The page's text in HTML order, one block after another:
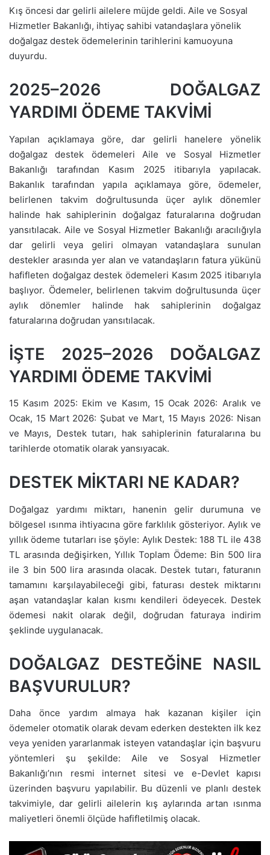
Kış öncesi dar gelirli ailelere müjde geldi. Aile ve Sosyal
Hizmetler Bakanlığı, ihtiyaç sahibi vatandaşlara yönelik
doğalgaz destek ödemelerinin tarihlerini kamuoyuna
duyurdu.
2025–2026 DOĞALGAZ
YARDIMI ÖDEME TAKVİMİ
Yapılan açıklamaya göre, dar gelirli hanelere yönelik
doğalgaz destek ödemeleri Aile ve Sosyal Hizmetler
Bakanlığı tarafından Kasım 2025 itibarıyla yapılacak.
Bakanlık tarafından yapıla açıklamaya göre, ödemeler,
belirlenen takvim doğrultusunda üçer aylık dönemler
halinde hak sahiplerinin doğalgaz faturalarına doğrudan
yansıtılacak. Aile ve Sosyal Hizmetler Bakanlığı aracılığıyla
dar gelirli veya geliri olmayan vatandaşlara sunulan
destekler arasında yer alan ve vatandaşların fatura yükünü
hafifleten doğalgaz destek ödemeleri Kasım 2025 itibarıyla
başlıyor. Ödemeler, belirlenen takvim doğrultusunda üçer
aylık dönemler halinde hak sahiplerinin doğalgaz
faturalarına doğrudan yansıtılacak.
İŞTE 2025–2026 DOĞALGAZ
YARDIMI ÖDEME TAKVİMİ
15 Kasım 2025: Ekim ve Kasım, 15 Ocak 2026: Aralık ve
Ocak, 15 Mart 2026: Şubat ve Mart, 15 Mayıs 2026: Nisan
ve Mayıs, Destek tutarı, hak sahiplerinin faturalarına bu
tarihlerde otomatik olarak yansıyacak.
DESTEK MİKTARI NE KADAR?
Doğalgaz yardımı miktarı, hanenin gelir durumuna ve
bölgesel ısınma ihtiyacına göre farklılık gösteriyor. Aylık ve
yıllık ödeme tutarları ise şöyle: Aylık Destek: 188 TL ile 438
TL arasında değişirken, Yıllık Toplam Ödeme: Bin 500 lira
ile 3 bin 500 lira arasında olacak. Destek tutarı, faturanın
tamamını karşılayabileceği gibi, faturası destek miktarını
aşan vatandaşlar kalan kısmı kendileri ödeyecek. Destek
ödemesi nakit olarak değil, doğrudan faturaya indirim
şeklinde uygulanacak.
DOĞALGAZ DESTEĞİNE NASIL
BAŞVURULUR?
Daha önce yardım almaya hak kazanan kişiler için
ödemeler otomatik olarak devam ederken destekten ilk kez
veya yeniden yararlanmak isteyen vatandaşlar için başvuru
yöntemleri şu şekilde: Aile ve Sosyal Hizmetler
Bakanlığı’nın resmi internet sitesi ve e-Devlet kapısı
üzerinden başvuru yapılabilir. Bu düzenli ve planlı destek
takvimiyle, dar gelirli ailelerin kış aylarında artan ısınma
maliyetleri önemli ölçüde hafifletilmiş olacak.